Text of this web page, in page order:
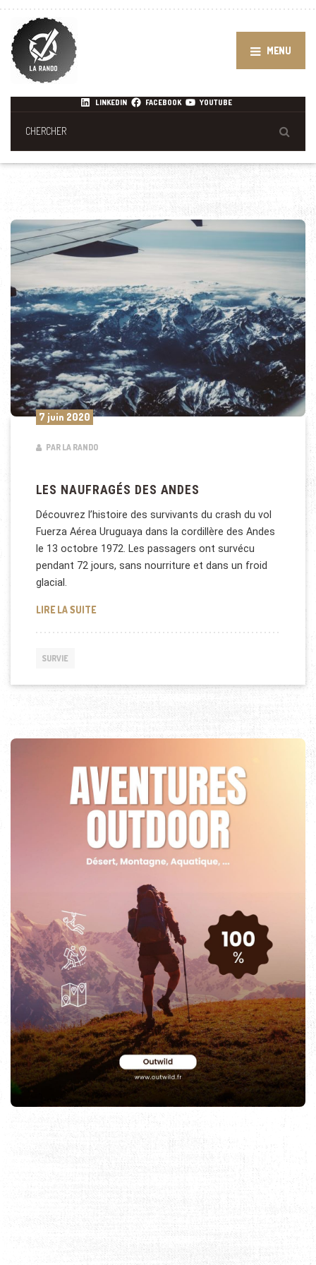
MENU
LINKEDIN FACEBOOK YOUTUBE
7 juin 2020
PAR LA RANDO
LES NAUFRAGÉS DES ANDES
Découvrez l’histoire des survivants du crash du vol
Fuerza Aérea Uruguaya dans la cordillère des Andes
le 13 octobre 1972. Les passagers ont survécu
pendant 72 jours, sans nourriture et dans un froid
glacial.
LIRE LA SUITELES NAUFRAGÉS DES ANDES
SURVIE